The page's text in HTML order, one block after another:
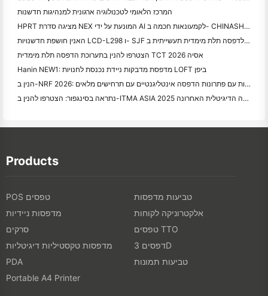
המרכז הלאומי לטכנולוגיה ארגונית למנהיגות חדשנות
HPRT מציגה סדרת NEX המונעת על ידי AI לקמעונאות חכמה ב- CHINASHOP 2026
האנין חושפת חדשנויות LCD-L298 ו- SJF לדפסה תלת מימדית תעשייתית ב- TCT אסיה 2026
הצטרפו להנין בתערוכת הדפסה תלת מימדית TCT אסיה 2026
Hanin NEW1: מדפסת מדבקות ניידת נכנסת לחנויות LOFT ביפן
הנין ב-NRF 2026: העצמה של הקמעונאות עם פתרונות הדפסה אינטליגנטיים עם תרחישים מלאים
נתראה בסינגפור: הצטרפו להנין ב-ITMA ASIA 2025 כדי להיות עדים לטכנולוגיית הדפסה הדיגיטלית האחרונה
Products
POS טפסים
טביעות מדפסות
מדפסות ניידיות
אלקטרוניקה לקוחות
סרקים
טפסים TTO
מדפסות טקסטיליות דיגיטליות
דפסים 3D
PDA
טביעות תמונות
Portable A4 Printer